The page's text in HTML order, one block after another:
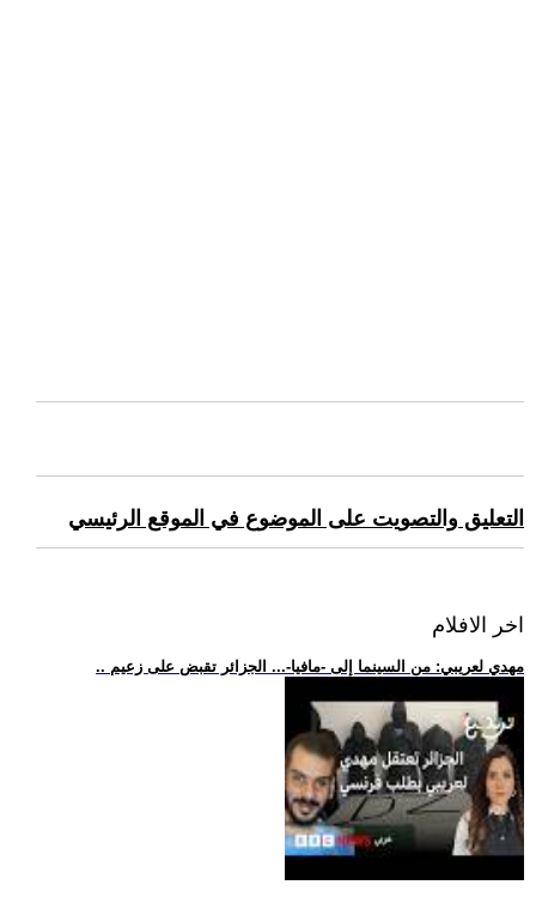
التعليق والتصويت على الموضوع في الموقع الرئيسي
اخر الافلام
.. مهدي لعريبي: من السينما إلى -مافيا-... الجزائر تقبض على زعيم